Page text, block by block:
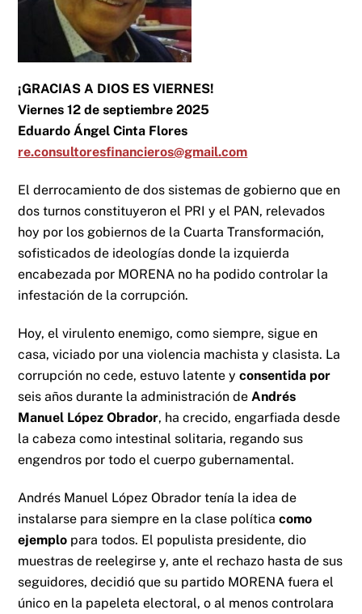
¡GRACIAS A DIOS ES VIERNES!
Viernes 12 de septiembre 2025
Eduardo Ángel Cinta Flores
re.consultoresfinancieros@gmail.com
El derrocamiento de dos sistemas de gobierno que en
dos turnos constituyeron el PRI y el PAN, relevados
hoy por los gobiernos de la Cuarta Transformación,
sofisticados de ideologías donde la izquierda
encabezada por MORENA no ha podido controlar la
infestación de la corrupción.
Hoy, el virulento enemigo, como siempre, sigue en
casa, viciado por una violencia machista y clasista. La
corrupción no cede, estuvo latente y consentida por
seis años durante la administración deAndrés
Manuel López Obrador, ha crecido, engarfiada desde
la cabeza como intestinal solitaria, regando sus
engendros por todo el cuerpo gubernamental.
Andrés Manuel López Obrador tenía la idea de
instalarse para siempre en la clase políticacomo
ejemplo para todos. El populista presidente, dio
muestras de reelegirse y, ante el rechazo hasta de sus
seguidores, decidió que su partido MORENA fuera el
único en la papeleta electoral, o al menos controlara